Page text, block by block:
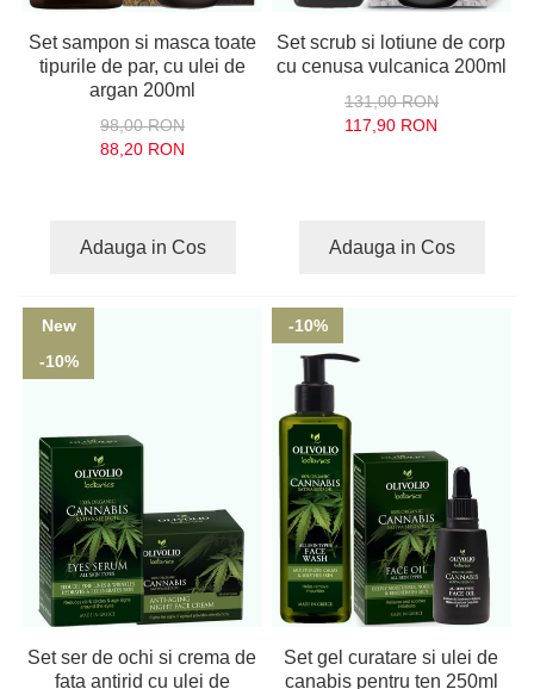
Set sampon si masca toate
tipurile de par, cu ulei de
argan 200ml
98,00 RON
88,20 RON
Adauga in Cos
Set scrub si lotiune de corp
cu cenusa vulcanica 200ml
131,00 RON
117,90 RON
Adauga in Cos
New
-10%
Set ser de ochi si crema de
fata antirid cu ulei de
-10%
Set gel curatare si ulei de
canabis pentru ten 250ml